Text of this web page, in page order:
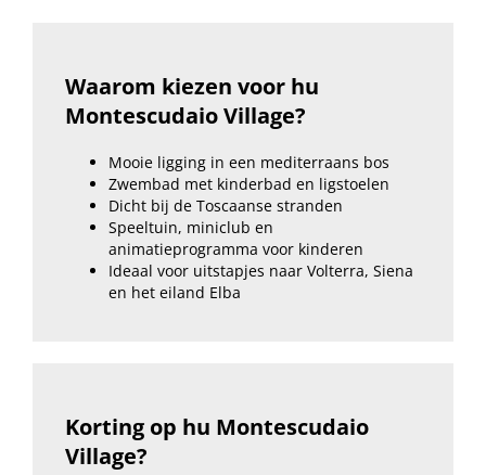
Waarom kiezen voor hu
Montescudaio Village?
Mooie ligging in een mediterraans bos
Zwembad met kinderbad en ligstoelen
Dicht bij de Toscaanse stranden
Speeltuin, miniclub en
animatieprogramma voor kinderen
Ideaal voor uitstapjes naar Volterra, Siena
en het eiland Elba
Korting op hu Montescudaio
Village?